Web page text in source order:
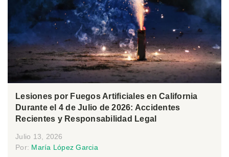
Lesiones por Fuegos Artificiales en California
Durante el 4 de Julio de 2026: Accidentes
Recientes y Responsabilidad Legal
Julio 13, 2026
Por: María López Garcia